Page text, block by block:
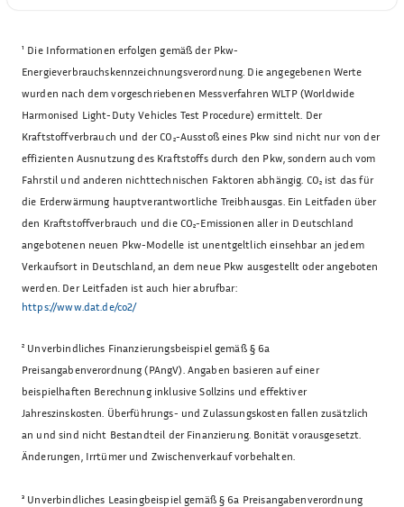
¹ Die Informationen erfolgen gemäß der Pkw-
Energieverbrauchskennzeichnungsverordnung. Die angegebenen Werte
wurden nach dem vorgeschriebenen Messverfahren WLTP (Worldwide
Harmonised Light-Duty Vehicles Test Procedure) ermittelt. Der
Kraftstoffverbrauch und der CO₂-Ausstoß eines Pkw sind nicht nur von der
effizienten Ausnutzung des Kraftstoffs durch den Pkw, sondern auch vom
Fahrstil und anderen nichttechnischen Faktoren abhängig. CO₂ ist das für
die Erderwärmung hauptverantwortliche Treibhausgas. Ein Leitfaden über
den Kraftstoffverbrauch und die CO₂-Emissionen aller in Deutschland
angebotenen neuen Pkw-Modelle ist unentgeltlich einsehbar an jedem
Verkaufsort in Deutschland, an dem neue Pkw ausgestellt oder angeboten
werden. Der Leitfaden ist auch hier abrufbar:
https://www.dat.de/co2/
² Unverbindliches Finanzierungsbeispiel gemäß § 6a
Preisangabenverordnung (PAngV). Angaben basieren auf einer
beispielhaften Berechnung inklusive Sollzins und effektiver
Jahreszinskosten. Überführungs- und Zulassungskosten fallen zusätzlich
an und sind nicht Bestandteil der Finanzierung. Bonität vorausgesetzt.
Änderungen, Irrtümer und Zwischenverkauf vorbehalten.
³ Unverbindliches Leasingbeispiel gemäß § 6a Preisangabenverordnung